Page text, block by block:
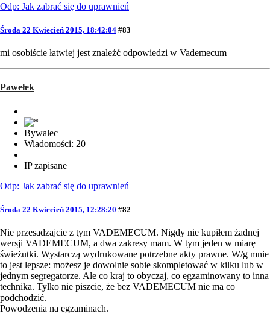
Odp: Jak zabrać się do uprawnień
Środa 22 Kwiecień 2015, 18:42:04 #83
mi osobiście łatwiej jest znaleźć odpowiedzi w Vademecum
Pawełek
Bywalec
Wiadomości: 20
IP zapisane
Odp: Jak zabrać się do uprawnień
Środa 22 Kwiecień 2015, 12:28:20 #82
Nie przesadzajcie z tym VADEMECUM. Nigdy nie kupiłem żadnej
wersji VADEMECUM, a dwa zakresy mam. W tym jeden w miarę
świeżutki. Wystarczą wydrukowane potrzebne akty prawne. W/g mnie
to jest lepsze: możesz je dowolnie sobie skompletować w kilku lub w
jednym segregatorze. Ale co kraj to obyczaj, co egzaminowany to inna
technika. Tylko nie piszcie, że bez VADEMECUM nie ma co
podchodzić.
Powodzenia na egzaminach.